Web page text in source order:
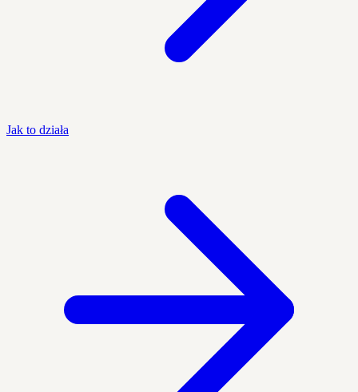
Jak to działa